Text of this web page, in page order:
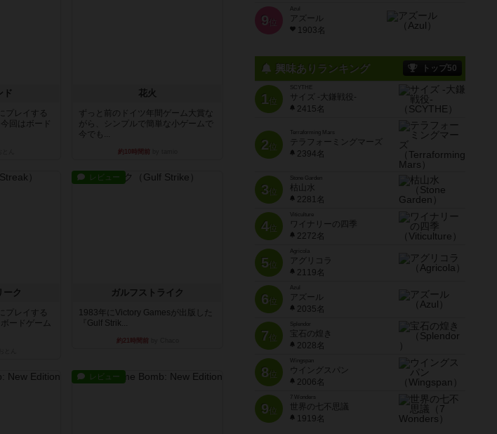
ド
プレイする
回はボード
花火
ずっと前のドイツ年間ゲーム大賞な
がら、シンプルで簡単な小ゲームで
今でも...
約10時間前
ーク
プレイする
ードゲーム
レビュー
ガルフストライク
1983年にVictory Gamesが出版した
『Gulf Strik...
約21時間前
レビュー
9 位
Azul
アズール
1903名
興味ありランキング トップ50
1位
SCYTHE
サイズ -大鎌戦役-
2415名
2位
Terraforming Mars
テラフォーミングマーズ
2394名
3位
Stone Garden
枯山水
2281名
4位
Viticulture
ワイナリーの四季
2272名
5位
Agricola
アグリコラ
2119名
6位
Azul
アズール
2035名
7位
宝石の煌き
2028名
8位
Wingspan
ウイングスパン
2006名
9位
7 Wonders
世界の七不思議
1919名